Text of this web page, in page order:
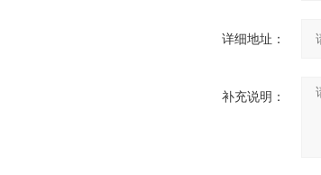
详细地址：
补充说明：